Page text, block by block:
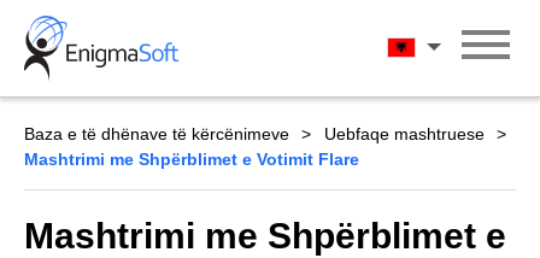
Skip
content
Shqip
Baza e të dhënave të kërcënimeve
Uebfaqe mashtruese
Mashtrimi me Shpërblimet e Votimit Flare
Mashtrimi me Shpërblimet e